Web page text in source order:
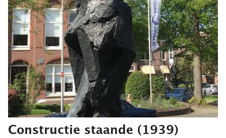
Constructie staande (1939)